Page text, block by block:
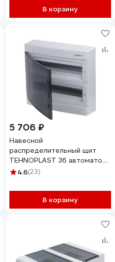
В корзину
5 706 ₽
Навесной
распределительный щит
TEHNOPLAST 36 автоматов
IP40 - N2x18C 30538
4.6(23)
В корзину